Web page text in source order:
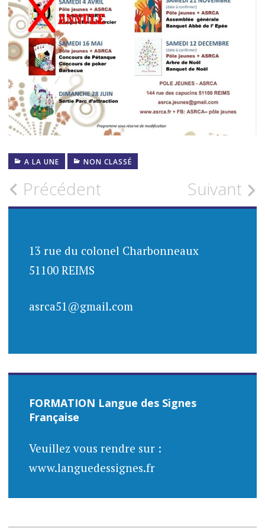
A LA UNE NON CLASSÉ
Navigation
des
articles
Précédent Suivant
13 rue du colonel Charbonneaux
51100 REIMS
asrca51@gmail.com
FORMATION Langue des Signes
Française
Veuillez vous rendre sur :
www.languedessignes.fr